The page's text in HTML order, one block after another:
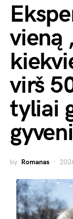
vieną
virš
tyliai
by Romanas